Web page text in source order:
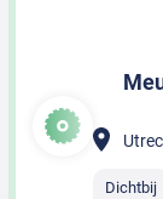
Dichtbij